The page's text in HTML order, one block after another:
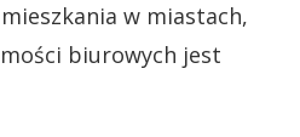
w miastach,
biurowych jest